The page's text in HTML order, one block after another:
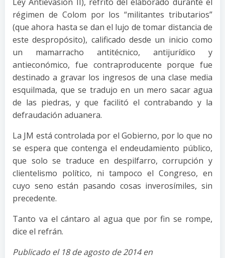
régimen de Colom por los “militantes tributarios”
(que ahora hasta se dan el lujo de tomar distancia de
este despropósito), calificado desde un inicio como
un mamarracho antitécnico, antijurídico y
antieconómico, fue contraproducente porque fue
destinado a gravar los ingresos de una clase media
esquilmada, que se tradujo en un mero sacar agua
de las piedras, y que facilitó el contrabando y la
defraudación aduanera.
La JM está controlada por el Gobierno, por lo que no
se espera que contenga el endeudamiento público,
que solo se traduce en despilfarro, corrupción y
clientelismo político, ni tampoco el Congreso, en
cuyo seno están pasando cosas inverosímiles, sin
precedente.
Tanto va el cántaro al agua que por fin se rompe,
dice el refrán.
Publicado el 18 de agosto de 2014 en